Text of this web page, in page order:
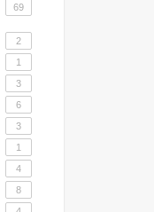
69
2
1
3
6
3
1
4
8